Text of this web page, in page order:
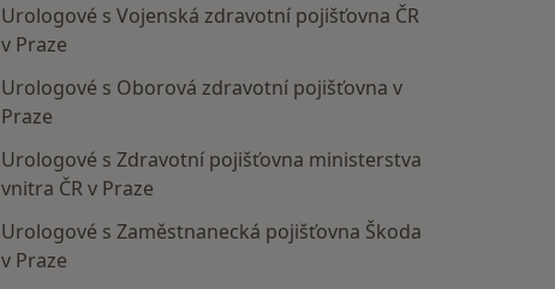
Urologové s Vojenská zdravotní pojišťovna ČR
v Praze
Urologové s Oborová zdravotní pojišťovna v
Praze
Urologové s Zdravotní pojišťovna ministerstva
vnitra ČR v Praze
Urologové s Zaměstnanecká pojišťovna Škoda
v Praze